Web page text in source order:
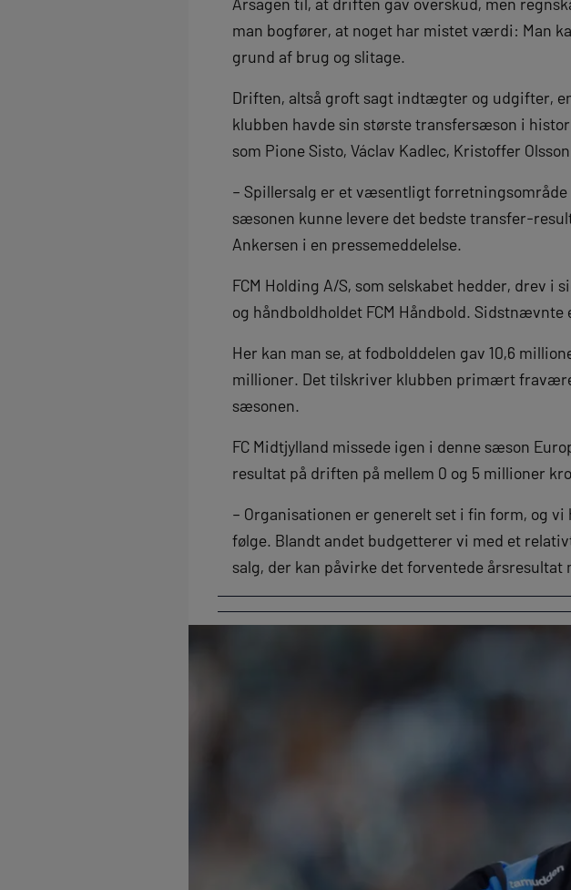
man bogfører, at noget har mistet værdi: Man
grund af brug og slitage.
Driften, altså groft sagt indtægter og udgifter,
klubben havde sin største transfersæson i
som Pione Sisto, Václav Kadlec, Kristoffer
– Spillersalg er et væsentligt forretningsområde
sæsonen kunne levere det bedste transfer-
Ankersen i en pressemeddelelse.
FCM Holding A/S, som selskabet hedder, drev
og håndboldholdet FCM Håndbold.
Her kan man se, at fodbolddelen gav 10,6
millioner. Det tilskriver klubben primært
sæsonen.
FC Midtjylland missede igen i denne sæson
resultat på driften på mellem 0 og 5 millioner
– Organisationen er generelt set i fin form, og
følge. Blandt andet budgetterer vi med et
salg, der kan påvirke det forventede årsresultat